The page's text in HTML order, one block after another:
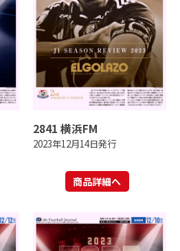
2841 横浜FM
2023年12月14日発行
商品詳細へ